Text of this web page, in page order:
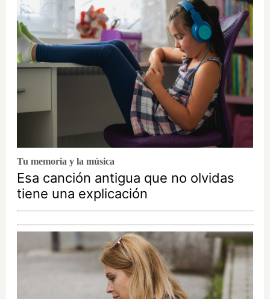
Tu memoria y la música
Esa canción antigua que no olvidas
tiene una explicación